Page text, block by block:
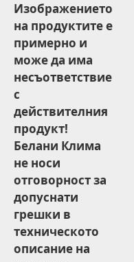
Изображението
на продуктите е
примерно и
може да има
несъответствие
с
действителния
продукт!
Белани Клима
не носи
отговорност за
допуснати
грешки в
техническото
описание на